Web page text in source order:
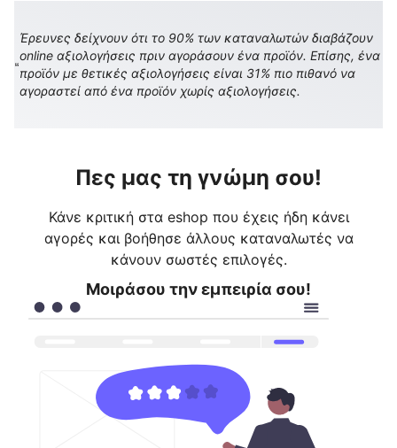
Έρευνες δείχνουν ότι το 90% των καταναλωτών διαβάζουν
online αξιολογήσεις πριν αγοράσουν ένα προϊόν. Επίσης, ένα
προϊόν με θετικές αξιολογήσεις είναι 31% πιο πιθανό να
αγοραστεί από ένα προϊόν χωρίς αξιολογήσεις.
Πες μας τη γνώμη σου!
Κάνε κριτική στα eshop που έχεις ήδη κάνει
αγορές και βοήθησε άλλους καταναλωτές να
κάνουν σωστές επιλογές.
Μοιράσου την εμπειρία σου!